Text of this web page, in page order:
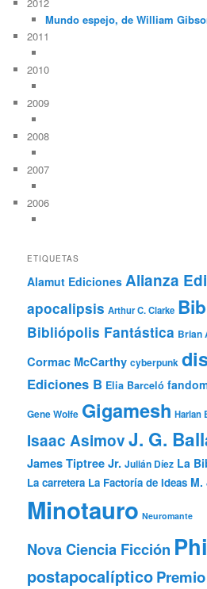
Mundo espejo, de William
2011
2010
2009
2008
2007
2006
ETIQUETAS
Alamut Ediciones Alianza
apocalipsis Arthur C. Clarke
Bibliópolis Fantástica Brian
Cormac McCarthy cyberpunk
Ediciones B Elia Barceló
Gene Wolfe Gigamesh Harlan
Isaac AsimovJ. G.
James Tiptree Jr. Julián Díez La
La carretera La Factoría de Ideas
Minotauro Neuromante
Nova Ciencia Ficción
postapocalíptico